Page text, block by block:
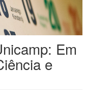
Em
e